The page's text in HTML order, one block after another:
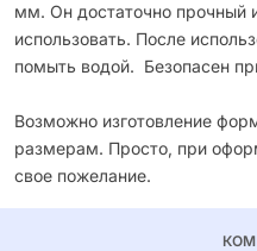
мм. Он достаточно прочный
использовать. После
помыть водой. Безопасен
Возможно изготовление
размерам. Просто, при
свое пожелание.